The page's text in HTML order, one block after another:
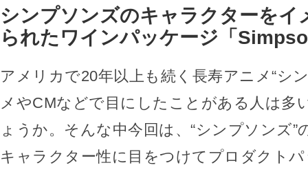
シンプソンズのキャラクターをイ
られたワインパッケージ「
アメリカで20年以上も続く長寿アニメ“シ
メやCMなどで目にしたことがある人は多
ょうか。そんな中今回は、“シンプソンズ”
キャラクター性に目をつけてプロダクト